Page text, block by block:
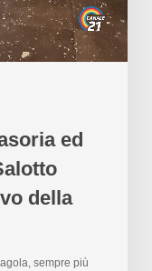
ed
della
sempre più